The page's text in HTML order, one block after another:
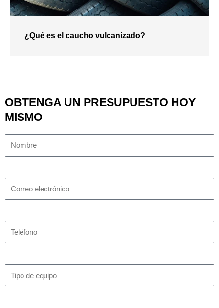
¿Qué es el caucho vulcanizado?
OBTENGA UN PRESUPUESTO HOY
MISMO